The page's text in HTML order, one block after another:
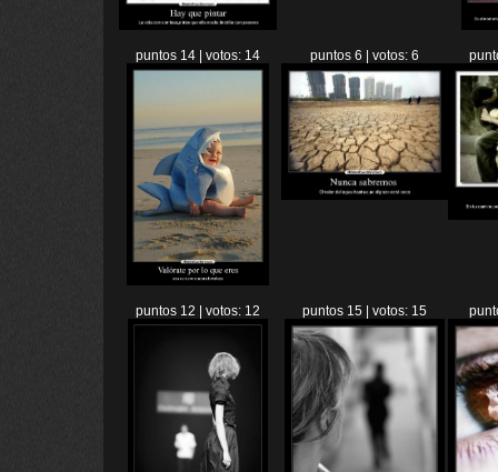
puntos 14 | votos: 14 puntos 6 | votos: 6
puntos 12 | votos: 12 puntos 15 | votos: 15